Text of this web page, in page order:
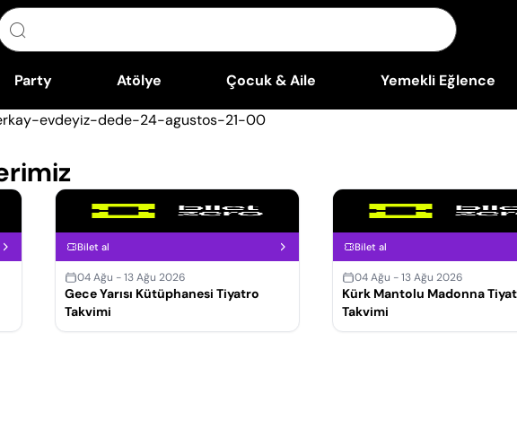
Party Atölye Çocuk & Aile Yemekli Eğlence
Bilet al
04 Ağu - 13 Ağu 2026
Gece Yarısı Kütüphanesi Tiyatro
Takvimi
Bilet al
04 Ağu - 13 Ağu 2026
Kürk Mantolu Madonna
Takvimi